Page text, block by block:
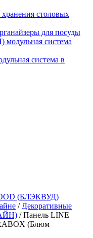
столовых
для посуды
система
система в
(БЛЭКВУД)
/ Декоративные
/ Панель LINE
(Блюм